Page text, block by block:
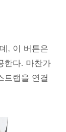
, 이 버튼은
한다. 마찬가
트랩을 연결